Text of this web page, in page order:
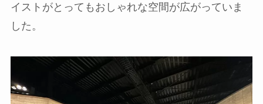
イストがとってもおしゃれな空間が広がっていま
した。